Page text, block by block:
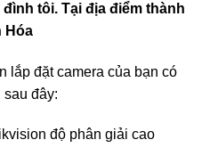
tôi. Tại địa điểm thành
Hóa
lắp đặt camera của bạn có
sau đây:
độ phân giải cao